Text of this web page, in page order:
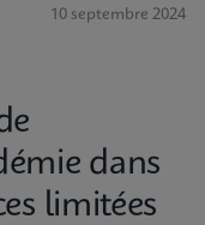
10 septembre 2024
dans
limitées